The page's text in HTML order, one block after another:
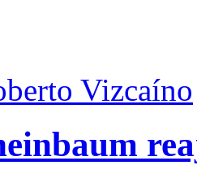
Vizcaíno